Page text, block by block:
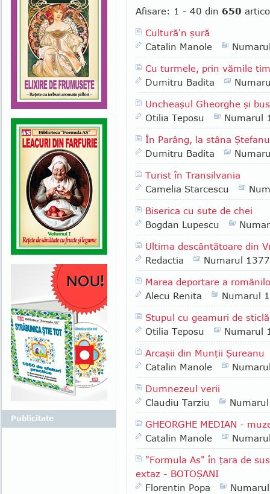
Afisare: 1 - 40 din 650
Cultură'n şură
Catalin Manole
Cu turmele, prin vămile
Dumitru Badita
Uncheaşul Gheorghe şi
Otilia Teposu
Numarul
În Parâng, la stâna Ştefanu
Dumitru Badita
Turist în Transilvania
Camelia Starcescu
Biserica cu sute de chei
Bogdan Lupescu
Ultima descântătoare din
Redactia
Numarul 1377
Marea deportare a
Alecu Renita
Numarul
Stupul cu geamuri de sticlă
Otilia Teposu
Numarul
Arcaşii din Munţii Şureanu
Catalin Manole
Dumnezeul verii
Claudiu Tarziu
GHEORGHE MEDIAN -
Catalin Manole
"Formula As" în ţara de
extaz - BOTOŞANI
Florentin Popa
Publicitate